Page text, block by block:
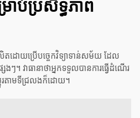
ាប់ប្រសិទ្ធភាព
ដោយប្រើបច្ចេកវិទ្យាទាន់សម័យ ដែល
ងៗ។ វាធានាថាអ្នកទទួលបានការធ្វើដំណើរ
រតាមទីជ្រលងក៏ដោយ។